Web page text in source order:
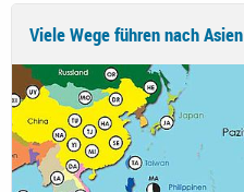
Viele Wege führen nach Asien